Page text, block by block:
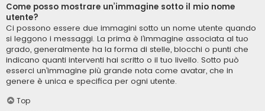
Come posso mostrare un’immagine sotto il mio nome
utente?
Ci possono essere due immagini sotto un nome utente quando
si leggono i messaggi. La prima è l’immagine associata al tuo
grado, generalmente ha la forma di stelle, blocchi o punti che
indicano quanti interventi hai scritto o il tuo livello. Sotto può
esserci un’immagine più grande nota come avatar, che in
genere è unica e specifica per ogni utente.
Top